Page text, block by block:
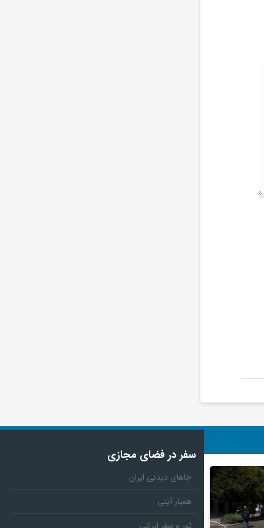
سفر در فضای مجازی
جاهای دیدنی ایران
همیار آیتی